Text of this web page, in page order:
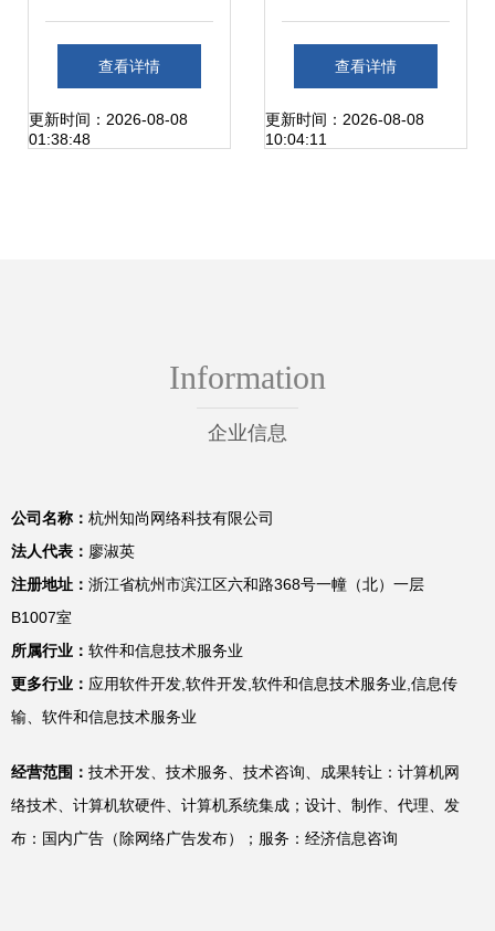
核心中枢——浅谈
转换器与分配器的
查看详情
更新时间：2026-08-08
01:38:48
（PlayVision）数
字光纤转模拟音频
查看详情
更新时间：2026-08-08
10:04:11
Information
企业信息
公司名称： 杭州知尚网络科技有限公司
法人代表： 廖淑英
注册地址： 浙江省杭州市滨江区六和路368号一幢（北）一层
B1007室
所属行业： 软件和信息技术服务业
更多行业： 应用软件开发,软件开发,软件和信息技术服务业,信息传
输、软件和信息技术服务业
经营范围： 技术开发、技术服务、技术咨询、成果转让：计算机网
络技术、计算机软硬件、计算机系统集成；设计、制作、代理、发
布：国内广告（除网络广告发布）；服务：经济信息咨询